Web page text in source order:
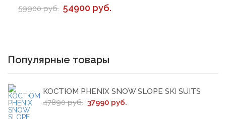
59900 руб. 54900 руб.
Популярные товары
КОСТЮМ PHENIX SNOW SLOPE SKI SUITS
47890 руб. 37990 руб.